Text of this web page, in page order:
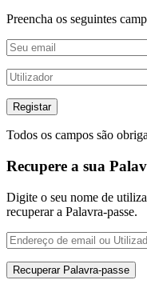
Preencha os seguintes
Todos os campos são
Recupere a sua
Digite o seu nome de
recuperar a Palavra-passe.